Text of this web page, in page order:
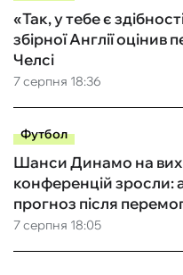
7 серпня 18:36
«Так, у тебе є
збірної Англії
Челсі
Футбол
7 серпня 18:05
Шанси Динамо на
конференцій зросли:
прогноз після